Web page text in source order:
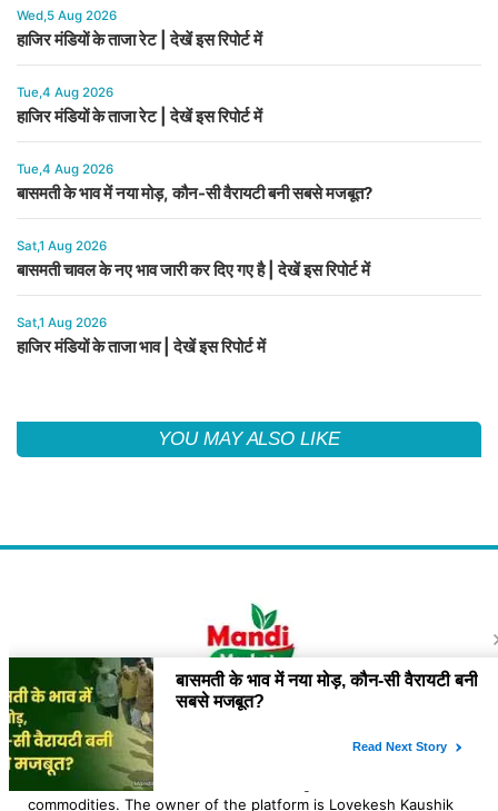
Wed,5 Aug 2026
हाजिर मंडियों के ताजा रेट | देखें इस रिपोर्ट में
Tue,4 Aug 2026
हाजिर मंडियों के ताजा रेट | देखें इस रिपोर्ट में
Tue,4 Aug 2026
बासमती के भाव में नया मोड़, कौन-सी वैरायटी बनी सबसे मजबूत?
Sat,1 Aug 2026
बासमती चावल के नए भाव जारी कर दिए गए है | देखें इस रिपोर्ट में
Sat,1 Aug 2026
हाजिर मंडियों के ताजा भाव | देखें इस रिपोर्ट में
YOU MAY ALSO LIKE
About Us
"Mandi Bhav Today is a platform which provide General
information about the market rates of agri and related
commodities. The owner of the platform is Lovekesh Kaushik